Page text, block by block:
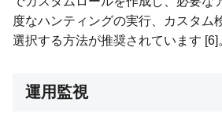
度なハンティングの実行、カスタム
選択する方法が推奨されています [6]
運用監視